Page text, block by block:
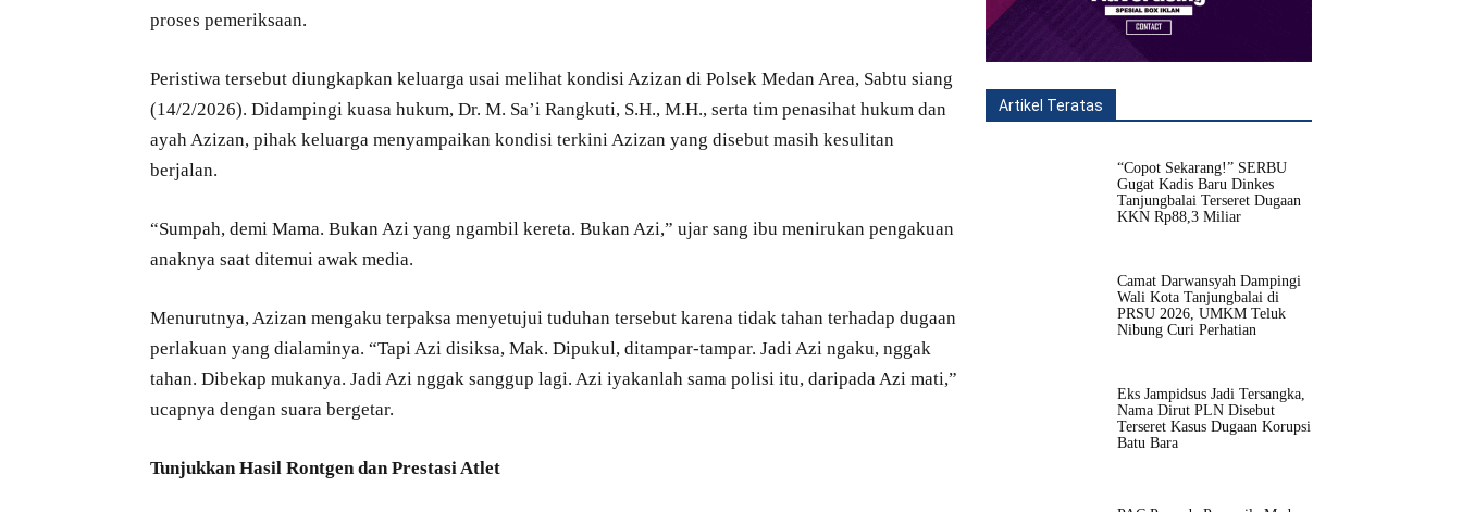
proses pemeriksaan.
Peristiwa tersebut diungkapkan keluarga usai melihat kondisi Azizan di Polsek Medan Area, Sabtu siang
(14/2/2026). Didampingi kuasa hukum, Dr. M. Sa’i Rangkuti, S.H., M.H., serta tim penasihat hukum dan
ayah Azizan, pihak keluarga menyampaikan kondisi terkini Azizan yang disebut masih kesulitan
berjalan.
“Sumpah, demi Mama. Bukan Azi yang ngambil kereta. Bukan Azi,” ujar sang ibu menirukan pengakuan
anaknya saat ditemui awak media.
Menurutnya, Azizan mengaku terpaksa menyetujui tuduhan tersebut karena tidak tahan terhadap dugaan
perlakuan yang dialaminya. “Tapi Azi disiksa, Mak. Dipukul, ditampar-tampar. Jadi Azi ngaku, nggak
tahan. Dibekap mukanya. Jadi Azi nggak sanggup lagi. Azi iyakanlah sama polisi itu, daripada Azi mati,”
ucapnya dengan suara bergetar.
Tunjukkan Hasil Rontgen dan Prestasi Atlet
Artikel Teratas
All Fitur
“Copot Sekarang!” SERBU
Gugat Kadis Baru Dinkes
Tanjungbalai Terseret Dugaan
KKN Rp88,3 Miliar
Camat Darwansyah Dampingi
Wali Kota Tanjungbalai di
PRSU 2026, UMKM Teluk
Nibung Curi Perhatian
Eks Jampidsus Jadi Tersangka,
Nama Dirut PLN Disebut
Terseret Kasus Dugaan Korupsi
Batu Bara